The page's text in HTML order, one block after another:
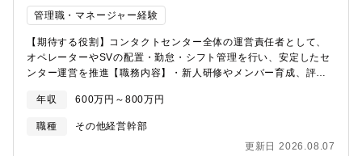
管理職・マネージャー経験
【期待する役割】コンタクトセンター全体の運営責任者として、
オペレーターやSVの配置・勤怠・シフト管理を行い、安定したセ
ンター運営を推進【職務内容】・新人研修やメンバー育成、評価
アントとの定例会を実施し、運営実績の報告や業務改善提案、課
題解決に向けた折衝を担当・センターの売上・収益・人員計画を
管理士、利益最大化に向けた運営体制の構築・複数案件を横断的
に管理し、センター全体の品質・生産性向上に向けた施策を実行
年収 600万円～800万円
職種
その他経営幹部
更新日 2026.08.07